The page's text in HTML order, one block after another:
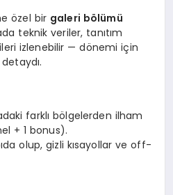
özel bir galeri bölümü
teknik veriler, tanıtım
izlenebilir — dönemi için
farklı bölgelerden ilham
+ 1 bonus).
olup, gizli kısayollar ve off-